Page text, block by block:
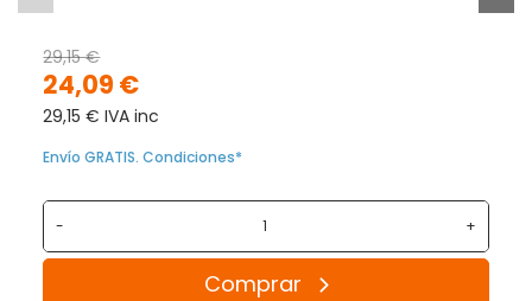
24,09 €
29,15 €
29,15 € IVA inc
Envío GRATIS. Condiciones*
- +
Comprar